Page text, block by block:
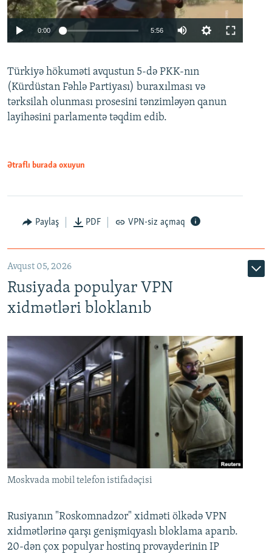
Auto 240p 360p 480p
720p 1080p
0:00 5:56
360p
480p
Türkiyə hökuməti avqustun 5-də PKK-nın
(Kürdüstan Fəhlə Partiyası) buraxılması və
tərksilah olunması prosesini tənzimləyən qanun
layihəsini parlamentə təqdim edib.
Ətraflı burada oxuyun
Paylaş PDF VPN-siz açmaq
Avqust 05, 2026
Rusiyada populyar VPN
xidmətləri bloklanıb
Moskvada mobil telefon istifadəçisi
Rusiyanın "Roskomnadzor" xidməti ölkədə VPN
xidmətlərinə qarşı genişmiqyaslı bloklama aparıb.
20-dən çox populyar hostinq provayderinin IP